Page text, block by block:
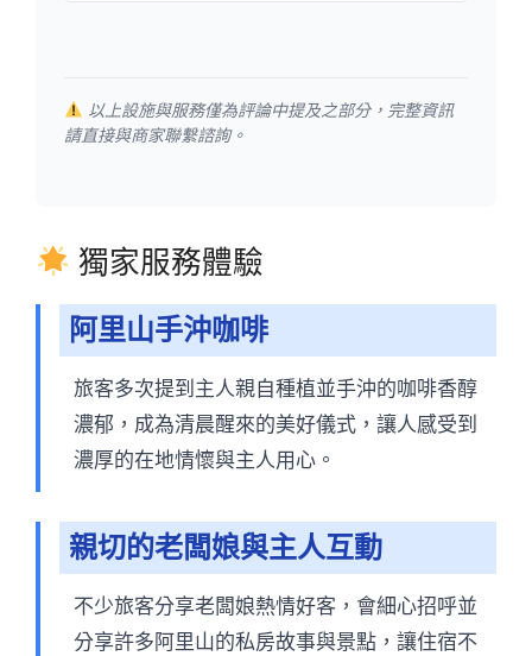
以上設施與服務僅為評論中提及之部分，完整資訊
請直接與商家聯繫諮詢。
獨家服務體驗
阿里山手沖咖啡
旅客多次提到主人親自種植並手沖的咖啡香醇
濃郁，成為清晨醒來的美好儀式，讓人感受到
濃厚的在地情懷與主人用心。
親切的老闆娘與主人互動
不少旅客分享老闆娘熱情好客，會細心招呼並
分享許多阿里山的私房故事與景點，讓住宿不